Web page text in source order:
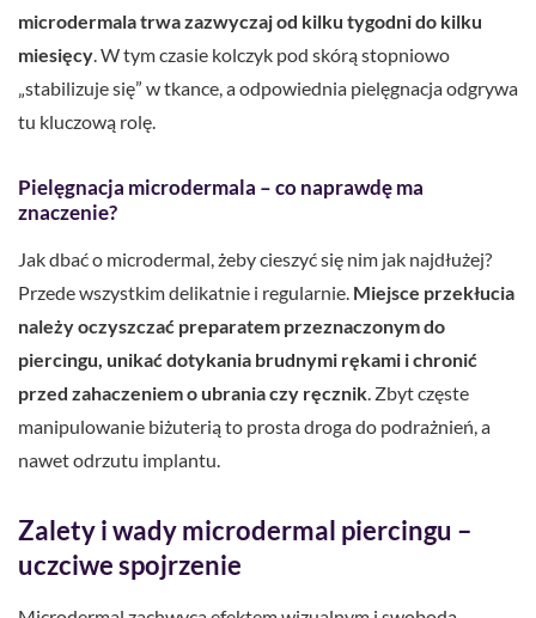
microdermala trwa zazwyczaj od kilku tygodni do kilku
miesięcy . W tym czasie kolczyk pod skórą stopniowo
„stabilizuje się” w tkance, a odpowiednia pielęgnacja odgrywa
tu kluczową rolę.
Pielęgnacja microdermala – co naprawdę ma
znaczenie?
Jak dbać o microdermal, żeby cieszyć się nim jak najdłużej?
Przede wszystkim delikatnie i regularnie. Miejsce przekłucia
należy oczyszczać preparatem przeznaczonym do
piercingu, unikać dotykania brudnymi rękami i chronić
przed zahaczeniem o ubrania czy ręcznik . Zbyt częste
manipulowanie biżuterią to prosta droga do podrażnień, a
nawet odrzutu implantu.
Zalety i wady microdermal piercingu –
uczciwe spojrzenie